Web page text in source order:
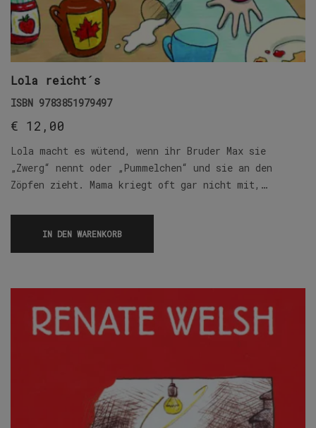
Lola reicht´s
ISBN 9783851979497
€ 12,00
Lola macht es wütend, wenn ihr Bruder Max sie
„Zwerg“ nennt oder „Pummelchen“ und sie an den
Zöpfen zieht. Mama kriegt oft gar nicht mit,…
IN DEN WARENKORB